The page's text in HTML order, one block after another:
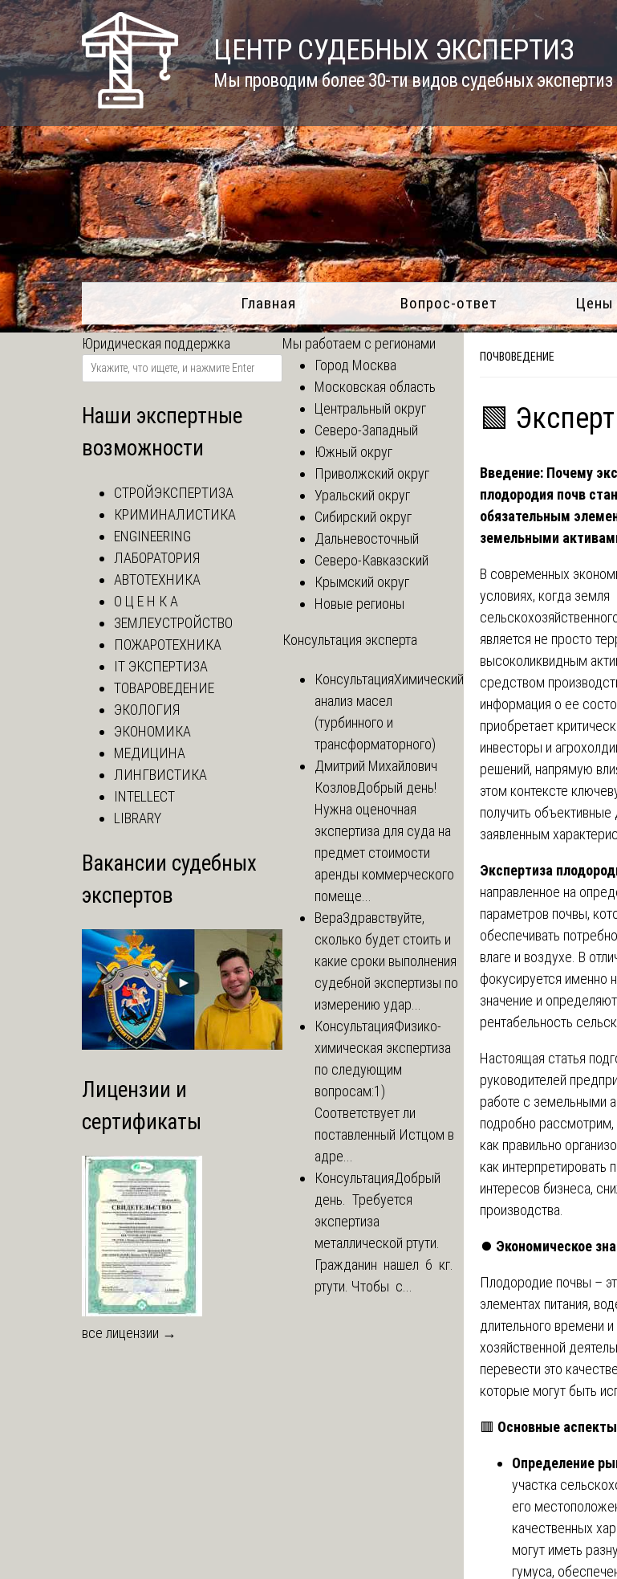
Skip
to
content
ЦЕНТР СУДЕБНЫХ ЭКСПЕРТИЗ
Мы проводим более 30-ти видов судебных экспертиз
Главная Вопрос-ответ Цены
ПОЧВОВЕДЕНИЕ
🟩
Введение: Почему
плодородия почв
обязательным
земельными
В современных
условиях, когда земля
является не просто
высоколиквидным
средством
информация о ее
приобретает
инвесторы и
решений, напрямую
этом контексте
получить
заявленным
Экспертиза
направленное на
параметров почвы,
обеспечивать
влаге и воздухе. В
фокусируется именно
значение и
рентабельность
Настоящая статья
руководителей
работе с земельными
подробно рассмотрим,
как правильно
как интерпретировать
интересов бизнеса,
производства.
⏺️ Экономическое
Плодородие почвы –
элементах питания,
длительного времени
хозяйственной
перевести это
которые могут быть
🟥 Основные
Определение
участка
его
качественных
могут иметь
гумуса,
Юридическая поддержка
Наши экспертные
возможности
СТРОЙЭКСПЕРТИЗА
КРИМИНАЛИСТИКА
ENGINEERING
ЛАБОРАТОРИЯ
АВТОТЕХНИКА
О Ц Е Н К А
ЗЕМЛЕУСТРОЙСТВО
ПОЖАРОТЕХНИКА
IT ЭКСПЕРТИЗА
ТОВАРОВЕДЕНИЕ
ЭКОЛОГИЯ
ЭКОНОМИКА
МЕДИЦИНА
ЛИНГВИСТИКА
INTELLECT
LIBRARY
Вакансии судебных
экспертов
Лицензии и
сертификаты
все лицензии →
Мы работаем с регионами
Город Москва
Московская область
Центральный округ
Северо-Западный
Южный округ
Приволжский округ
Уральский округ
Сибирский округ
Дальневосточный
Северо-Кавказский
Крымский округ
Новые регионы
Консультация эксперта
КонсультацияХимический
анализ масел
(турбинного и
трансформаторного)
Дмитрий Михайлович
КозловДобрый день!
Нужна оценочная
экспертиза для суда на
предмет стоимости
аренды коммерческого
помеще...
ВераЗдравствуйте,
сколько будет стоить и
какие сроки выполнения
судебной экспертизы по
измерению удар...
КонсультацияФизико-
химическая экспертиза
по следующим
вопросам:1)
Соответствует ли
поставленный Истцом в
адре...
КонсультацияДобрый
день. Требуется
экспертиза
металлической ртути.
Гражданин нашел 6 кг.
ртути. Чтобы с...